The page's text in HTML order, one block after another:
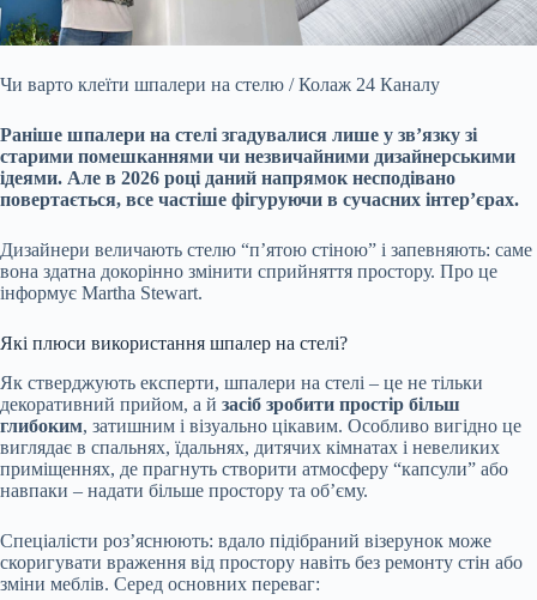
Чи варто клеїти шпалери на стелю / Колаж 24 Каналу
Раніше шпалери на стелі згадувалися лише у зв’язку зі
старими помешканнями чи незвичайними дизайнерськими
ідеями. Але в 2026 році даний напрямок несподівано
повертається, все частіше фігуруючи в сучасних інтер’єрах.
Дизайнери величають стелю “п’ятою стіною” і запевняють: саме
вона здатна докорінно змінити сприйняття простору. Про це
інформує Martha Stewart.
Які плюси використання шпалер на стелі?
Як стверджують експерти, шпалери на стелі – це не тільки
декоративний прийом, а й засіб зробити простір більш
глибоким, затишним і візуально цікавим. Особливо вигідно це
виглядає в спальнях, їдальнях, дитячих кімнатах і невеликих
приміщеннях, де прагнуть створити атмосферу “капсули” або
навпаки – надати більше простору та об’єму.
Спеціалісти роз’яснюють: вдало підібраний візерунок може
скоригувати враження від простору навіть без ремонту стін або
зміни меблів. Серед основних переваг: